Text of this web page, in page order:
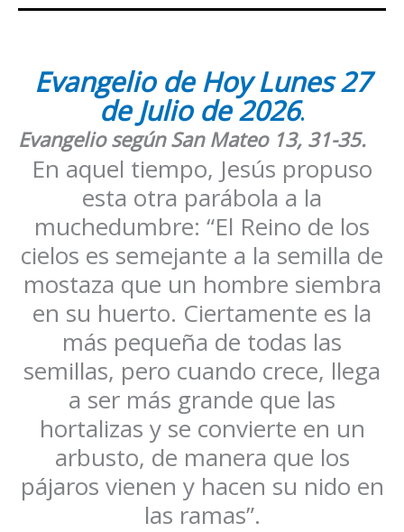
Evangelio de HoyLunes 27
de Juliode 2026.
Evangelio según San Mateo 13, 31-35.
En aquel tiempo, Jesús propuso
esta otra parábola a la
muchedumbre: “El Reino de los
cielos es semejante a la semilla de
mostaza que un hombre siembra
en su huerto. Ciertamente es la
más pequeña de todas las
semillas, pero cuando crece, llega
a ser más grande que las
hortalizas y se convierte en un
arbusto, de manera que los
pájaros vienen y hacen su nido en
las ramas”.